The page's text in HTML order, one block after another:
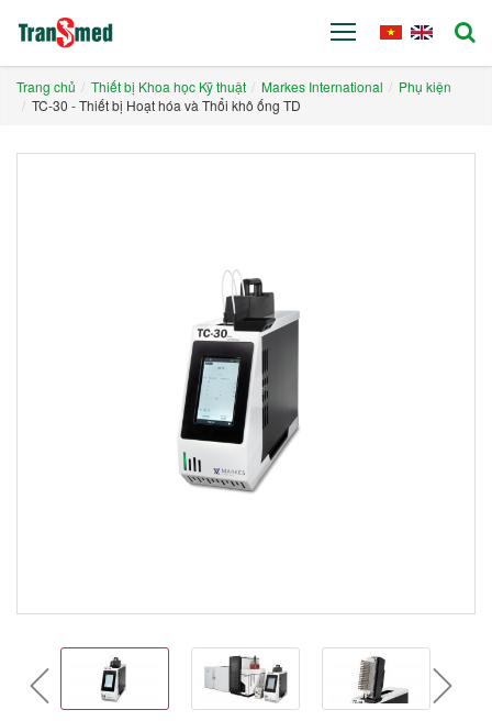
Trang chủ Thiết bị Khoa học Kỹ thuật Markes International
Phụ kiện
TC-30 - Thiết bị Hoạt hóa và Thổi khô ống TD
prev next